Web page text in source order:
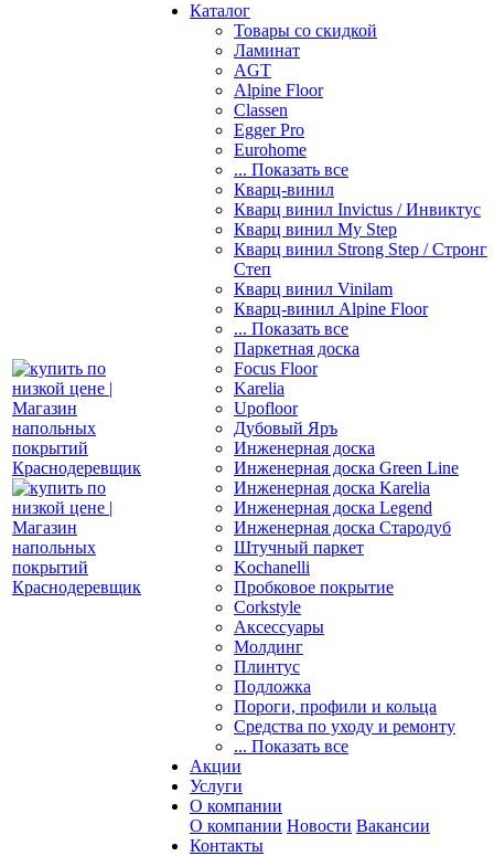
Каталог
Товары со скидкой
Ламинат
AGT
Alpine Floor
Classen
Egger Pro
Eurohome
... Показать все
Кварц-винил
Кварц винил Invictus / Инвиктус
Кварц винил My Step
Кварц винил Strong Step / Стронг
Степ
Кварц винил Vinilam
Кварц-винил Alpine Floor
... Показать все
Паркетная доска
Focus Floor
Karelia
Upofloor
Дубовый Яръ
Инженерная доска
Инженерная доска Green Line
Инженерная доска Karelia
Инженерная доска Legend
Инженерная доска Стародуб
Штучный паркет
Kochanelli
Пробковое покрытие
Corkstyle
Аксессуары
Молдинг
Плинтус
Подложка
Пороги, профили и кольца
Средства по уходу и ремонту
... Показать все
Акции
Услуги
О компании
О компании Новости Вакансии
Контакты